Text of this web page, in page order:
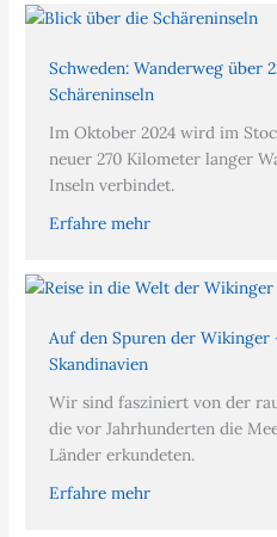
Schweden: Wanderweg über
Schäreninseln
Im Oktober 2024 wird im
neuer 270 Kilometer langer
Inseln verbindet.
Erfahre mehr
Auf den Spuren der Wikinger
Skandinavien
Wir sind fasziniert von der
die vor Jahrhunderten die
Länder erkundeten.
Erfahre mehr